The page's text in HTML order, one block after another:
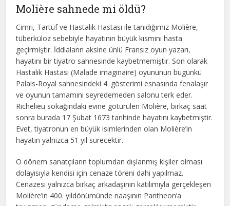
Molière sahnede mi öldü?
Cimri, Tartüf ve Hastalık Hastası ile tanıdığımız Molière,
tüberküloz sebebiyle hayatının büyük kısmını hasta
geçirmiştir. İddiaların aksine ünlü Fransız oyun yazarı,
hayatını bir tiyatro sahnesinde kaybetmemiştir. Son olarak
Hastalık Hastası (Malade imaginaire) oyununun bugünkü
Palais-Royal sahnesindeki 4. gösterimi esnasında fenalaşır
ve oyunun tamamını seyredemeden salonu terk eder.
Richelieu sokağındaki evine götürülen Molière, birkaç saat
sonra burada 17 Şubat 1673 tarihinde hayatını kaybetmiştir.
Evet, tiyatronun en büyük isimlerinden olan Molière’in
hayatın yalnızca 51 yıl sürecektir.
O dönem sanatçıların toplumdan dışlanmış kişiler olması
dolayısıyla kendisi için cenaze töreni dahi yapılmaz.
Cenazesi yalnızca birkaç arkadaşının katılımıyla gerçekleşen
Molière’in 400. yıldönümünde naaşının Pantheon’a